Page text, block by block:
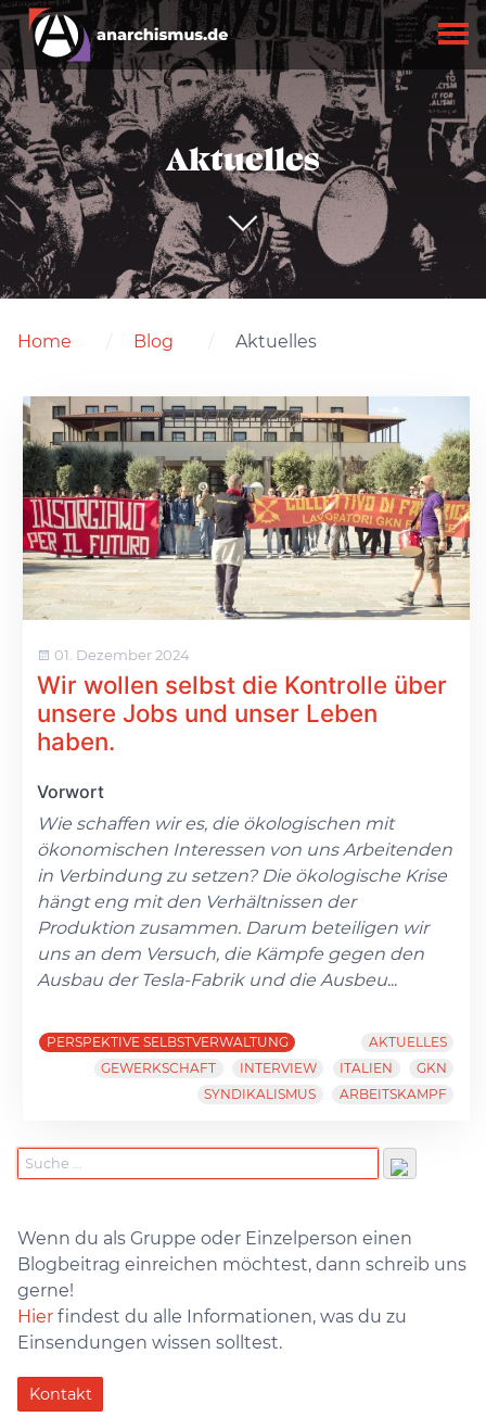
Aktuelles
Home Blog Aktuelles
01. Dezember 2024
Wir wollen selbst die Kontrolle über
unsere Jobs und unser Leben
haben.
Vorwort
Wie schaffen wir es, die ökologischen mit
ökonomischen Interessen von uns Arbeitenden
in Verbindung zu setzen? Die ökologische Krise
hängt eng mit den Verhältnissen der
Produktion zusammen. Darum beteiligen wir
uns an dem Versuch, die Kämpfe gegen den
Ausbau der Tesla-Fabrik und die Ausbeu...
PERSPEKTIVE SELBSTVERWALTUNG
AKTUELLES
GEWERKSCHAFT
INTERVIEW ITALIEN
GKN
SYNDIKALISMUS
ARBEITSKAMPF
Wenn du als Gruppe oder Einzelperson einen
Blogbeitrag einreichen möchtest, dann schreib uns
gerne!
Hier findest du alle Informationen, was du zu
Einsendungen wissen solltest.
Kontakt